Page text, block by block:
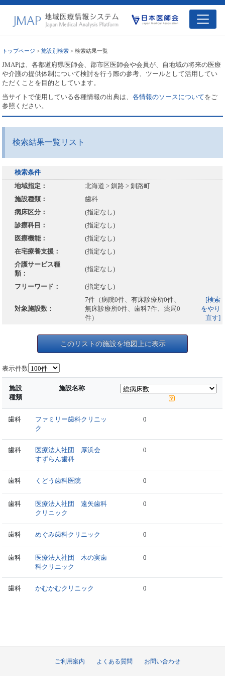
トップページ >施設別検索 > 検索結果一覧
JMAPは、各都道府県医師会、郡市区医師会や会員が、自地域の将来の医療
や介護の提供体制について検討を行う際の参考、ツールとして活用してい
ただくことを目的としています。
当サイトで使用している各種情報の出典は、各情報のソースについてをご
参照ください。
検索結果一覧リスト
検索条件
地域指定：
北海道 > 釧路 > 釧路町
施設種類：
歯科
病床区分：
(指定なし)
診療科目：
(指定なし)
医療機能：
(指定なし)
在宅療養支援：
(指定なし)
介護サービス種
類：
(指定なし)
フリーワード： (指定なし)
対象施設数：
7件（病院0件、有床診療所0件、
無床診療所0件、歯科7件、薬局0
件）
[検索
をやり
直す]
このリストの施設を地図上に表示
表示件数
施設
種類
施設名称
歯科
ファミリー歯科クリニッ
ク
0
歯科
医療法人社団 厚浜会
すずらん歯科
0
歯科 くどう歯科医院 0
歯科
医療法人社団 遠矢歯科
クリニック
0
歯科 めぐみ歯科クリニック 0
歯科
医療法人社団 木の実歯
科クリニック
0
歯科 かむかむクリニック 0
ご利用案内 よくある質問 お問い合わせ